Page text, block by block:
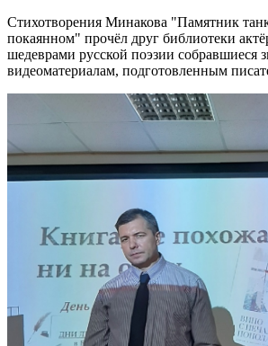
Стихотворения Минакова "Памятник
покаянном" прочёл друг библиотеки
шедеврами русской поэзии собравшиеся
видеоматериалам, подготовленным